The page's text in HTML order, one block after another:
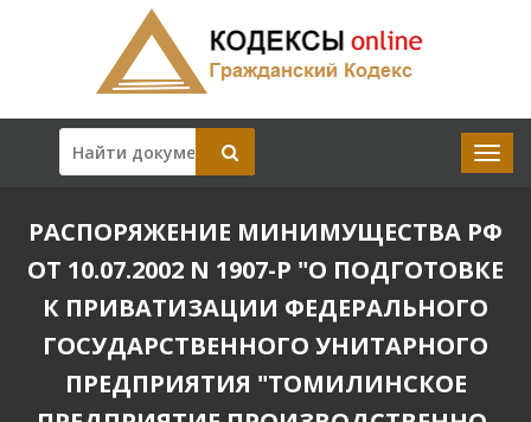
РАСПОРЯЖЕНИЕ МИНИМУЩЕСТВА РФ
ОТ 10.07.2002 N 1907-Р "О ПОДГОТОВКЕ
К ПРИВАТИЗАЦИИ ФЕДЕРАЛЬНОГО
ГОСУДАРСТВЕННОГО УНИТАРНОГО
ПРЕДПРИЯТИЯ "ТОМИЛИНСКОЕ